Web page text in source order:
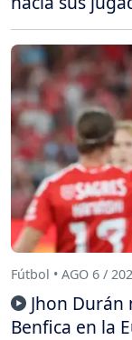
Fútbol • AGO 6 /
Jhon
Benfica en la